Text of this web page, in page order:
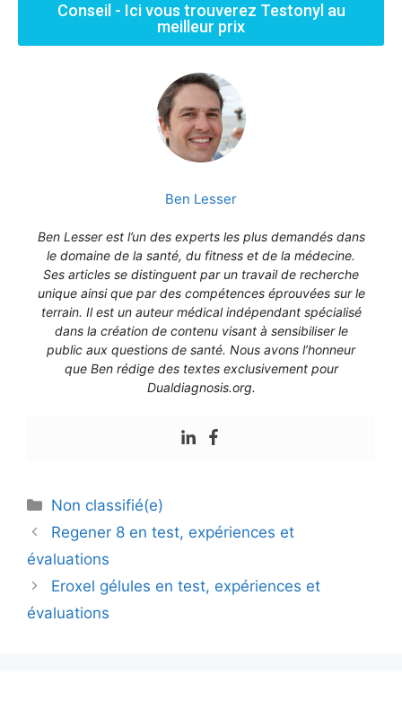
Conseil - Ici vous trouverez Testonyl au
meilleur prix
Ben Lesser
Ben Lesser est l’un des experts les plus demandés dans
le domaine de la santé, du fitness et de la médecine.
Ses articles se distinguent par un travail de recherche
unique ainsi que par des compétences éprouvées sur le
terrain. Il est un auteur médical indépendant spécialisé
dans la création de contenu visant à sensibiliser le
public aux questions de santé. Nous avons l’honneur
que Ben rédige des textes exclusivement pour
Dualdiagnosis.org.
Non classifié(e)
Regener 8 en test, expériences et
évaluations
Eroxel gélules en test, expériences et
évaluations